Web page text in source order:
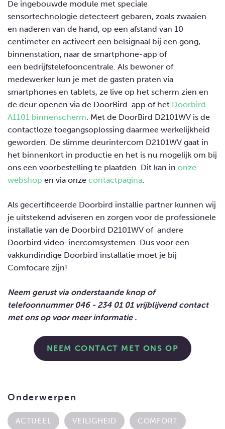
De ingebouwde module met speciale
sensortechnologie detecteert gebaren, zoals zwaaien
en naderen van de hand, op een afstand van 10
centimeter en activeert een belsignaal bij een gong,
binnenstation, naar de smartphone-app of
een bedrijfstelefooncentrale. Als bewoner of
medewerker kun je met de gasten praten via
smartphones en tablets, ze live op het scherm zien en
de deur openen via de DoorBird-app of het Doorbird
A1101 binnenscherm . Met de DoorBird D2101WV is de
contactloze toegangsoplossing daarmee werkelijkheid
geworden. De slimme deurintercom D2101WV gaat in
het binnenkort in productie en het is nu mogelijk om bij
ons een voorbestelling te plaatden. Dit kan in onze
webshop en via onze contactpagina
Als gecertificeerde Doorbird installie partner kunnen wij
je uitstekend adviseren en zorgen voor de professionele
installatie van de Doorbird D2101WV of andere
Doorbird video-inercomsystemen. Dus voor een
vakkundindige Doorbird installatie moet je bij
Comfocare zijn!
Neem gerust via onderstaande knop of
telefoonnummer 046 - 234 01 01 vrijblijvend contact
met ons op voor meer informatie .
NEEM CONTACT MET ONS OP
Onderwerpen
ACTUEEL VEILIGHEID COMFORT